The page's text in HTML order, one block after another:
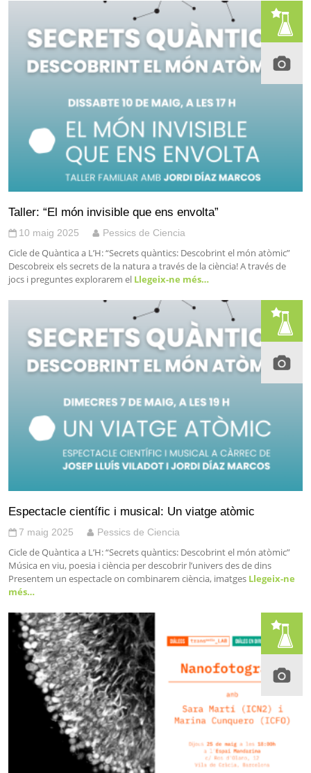
Taller: “El món invisible que ens envolta”
10 maig 2025 Pessics de Ciencia
Cicle de Quàntica a L’H: “Secrets quàntics: Descobrint el món atòmic”
Descobreix els secrets de la natura a través de la ciència! A través de
jocs i preguntes explorarem el Llegeix-ne més…
Espectacle científic i musical: Un viatge atòmic
7 maig 2025 Pessics de Ciencia
Cicle de Quàntica a L’H: “Secrets quàntics: Descobrint el món atòmic”
Música en viu, poesia i ciència per descobrir l’univers des de dins
Presentem un espectacle on combinarem ciència, imatges Llegeix-ne
més…